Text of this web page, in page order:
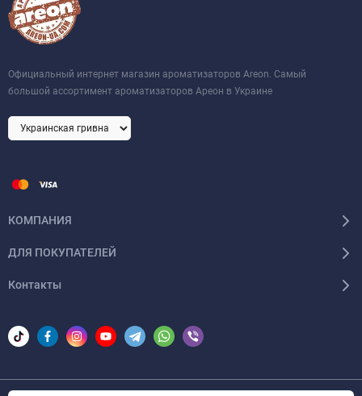
Официальный интернет магазин ароматизаторов Areon. Самый
большой ассортимент ароматизаторов Ареон в Украине
КОМПАНИЯ
ДЛЯ ПОКУПАТЕЛЕЙ
Контакты